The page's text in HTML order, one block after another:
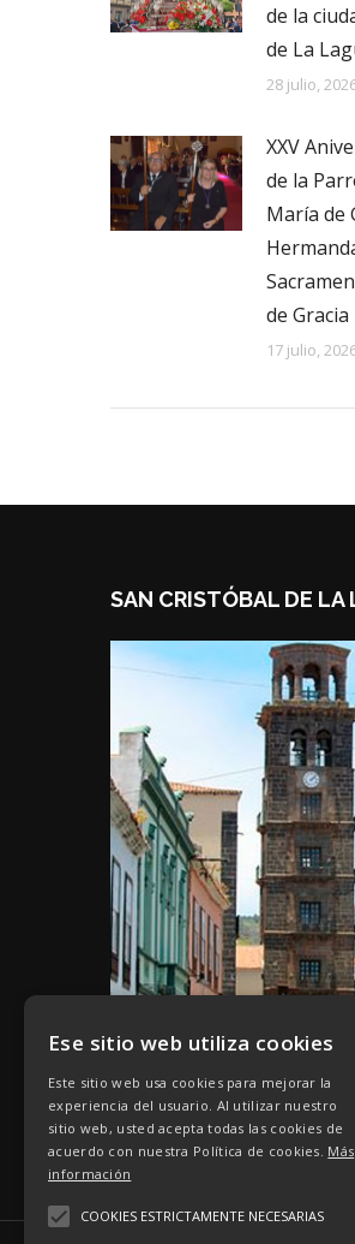
de la
de La
28 julio,
XXV
de la
María de
de Gracia
17 julio,
SAN CRISTÓBAL DE LA
Ese sitio web utiliza cookies
Este sitio web usa cookies para mejorar la
experiencia del usuario. Al utilizar nuestro
sitio web, usted acepta todas las cookies de
acuerdo con nuestra Política de cookies. Más
información
COOKIES ESTRICTAMENTE NECESARIAS